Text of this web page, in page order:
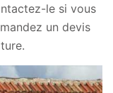
le si vous
un devis